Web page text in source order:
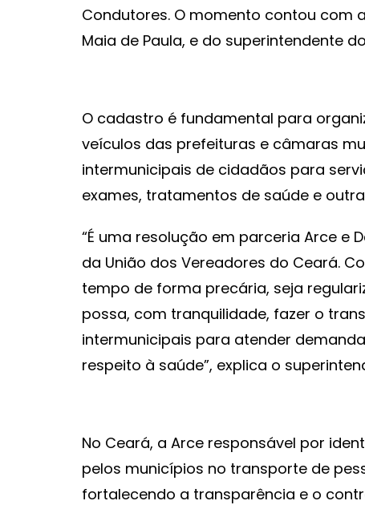
Condutores. O momento contou com
Maia de Paula, e do superintendente
O cadastro é fundamental para
veículos das prefeituras e câmaras
intermunicipais de cidadãos para
exames, tratamentos de saúde e
“É uma resolução em parceria Arce e
da União dos Vereadores do Ceará.
tempo de forma precária, seja
possa, com tranquilidade, fazer o
intermunicipais para atender
respeito à saúde”, explica o
No Ceará, a Arce responsável por
pelos municípios no transporte de
fortalecendo a transparência e o